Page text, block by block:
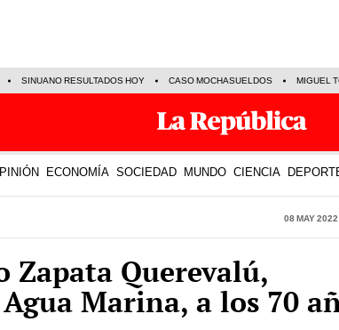
SINUANO RESULTADOS HOY CASO MOCHASUELDOS MIGUEL
ECONOMÍA SOCIEDAD MUNDO CIENCIA
08 May
Zapata Querevalú,
Marina, a los 70